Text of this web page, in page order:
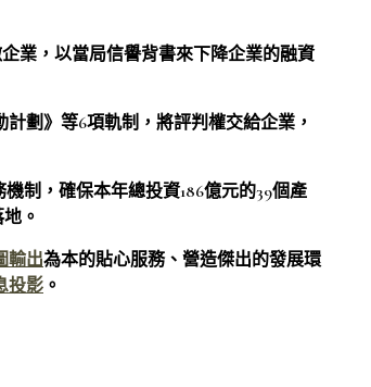
業，以當局信譽背書來下降企業的融資
劃》等6項軌制，將評判權交給企業，
制，確保本年總投資186億元的39個產
。
輸出為本的貼心服務、營造傑出的發展環
投影 。